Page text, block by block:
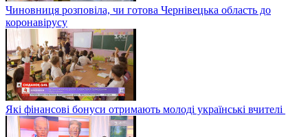
Чиновниця розповіла, чи готова Чернівецька область до
коронавірусу
Які фінансові бонуси отримають молоді українські вчителі